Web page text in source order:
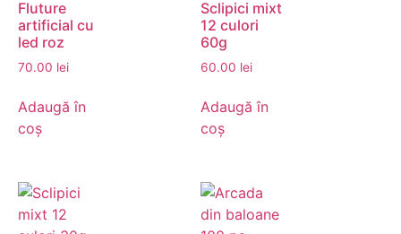
Fluture
artificial cu
led roz
70.00 lei
Adaugă în
coș
Sclipici mixt
12 culori
60g
60.00 lei
Adaugă în
coș